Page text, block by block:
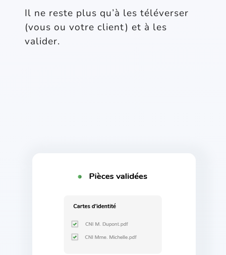
Il ne reste plus qu’à les téléverser
(vous ou votre client) et à les
valider.